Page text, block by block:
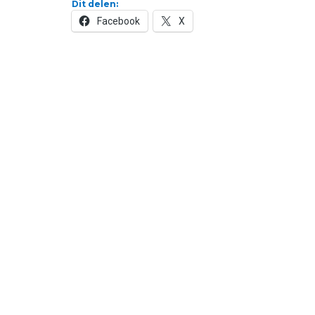
Dit delen:
Facebook X